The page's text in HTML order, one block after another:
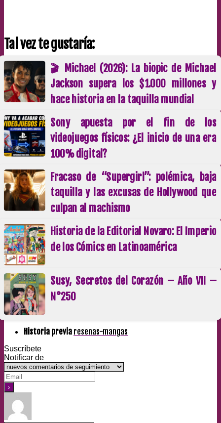
Tal vez te gustaría:
🎬 Michael (2026): La biopic de Michael
Jackson supera los $1.000 millones y
hace historia en la taquilla mundial
Sony apuesta por el fin de los
videojuegos físicos: ¿El inicio de una era
100% digital?
Fracaso de “Supergirl”: polémica, baja
taquilla y las excusas de Hollywood que
culpan al machismo
Historia de la Editorial Novaro: El Imperio
de los Cómics en Latinoamérica
Susy, Secretos del Corazón – Año VII –
N°250
Historia previa resenas-mangas
Suscríbete
Notificar de